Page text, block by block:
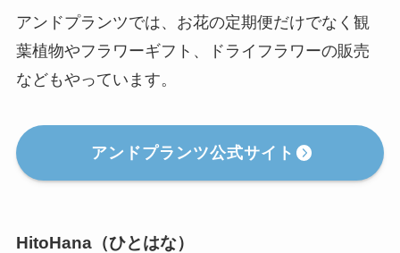
アンドプランツでは、お花の定期便だけでなく観
葉植物やフラワーギフト、ドライフラワーの販売
などもやっています。
アンドプランツ公式サイト
HitoHana（ひとはな）